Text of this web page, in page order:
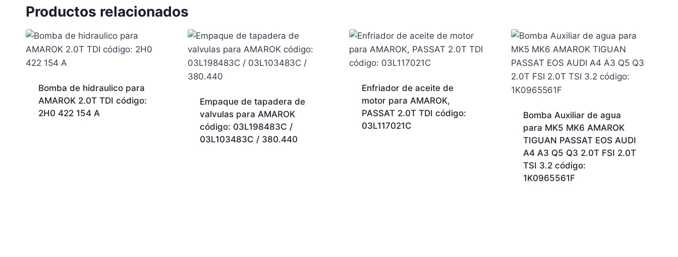
Productos relacionados
Bomba de hidraulico para
AMAROK 2.0T TDI código:
2H0 422 154 A
Empaque de tapadera de
valvulas para AMAROK
código: 03L198483C /
03L103483C / 380.440
Enfriador de aceite de
motor para AMAROK,
PASSAT 2.0T TDI código:
03L117021C
Bomba Auxiliar de agua
para MK5 MK6 AMAROK
TIGUAN PASSAT EOS AUDI
A4 A3 Q5 Q3 2.0T FSI 2.0T
TSI 3.2 código:
1K0965561F
¡Hola, soy tu asistente! WHATSAPP
¡Hola! 👋 Para consultar sobreBase de
amortiguador delantero para AMAROK
código: 2H0 412 331 BH, deja tu nombre y
WhatsApp.